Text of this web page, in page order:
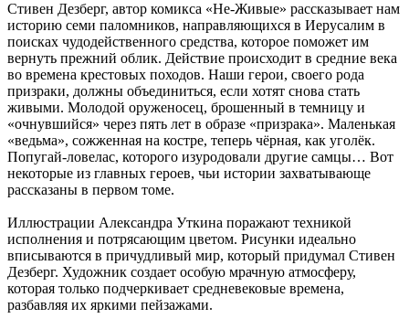
Стивен Дезберг, автор комикса «Не-Живые» рассказывает нам
историю семи паломников, направляющихся в Иерусалим в
поисках чудодейственного средства, которое поможет им
вернуть прежний облик. Действие происходит в средние века
во времена крестовых походов. Наши герои, своего рода
призраки, должны объединиться, если хотят снова стать
живыми. Молодой оруженосец, брошенный в темницу и
«очнувшийся» через пять лет в образе «призрака». Маленькая
«ведьма», сожженная на костре, теперь чёрная, как уголёк.
Попугай-ловелас, которого изуродовали другие самцы… Вот
некоторые из главных героев, чьи истории захватывающе
рассказаны в первом томе.
Иллюстрации Александра Уткина поражают техникой
исполнения и потрясающим цветом. Рисунки идеально
вписываются в причудливый мир, который придумал Стивен
Дезберг. Художник создает особую мрачную атмосферу,
которая только подчеркивает средневековые времена,
разбавляя их яркими пейзажами.